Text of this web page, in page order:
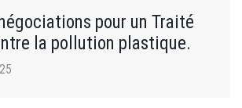
pour un Traité
la pollution plastique.